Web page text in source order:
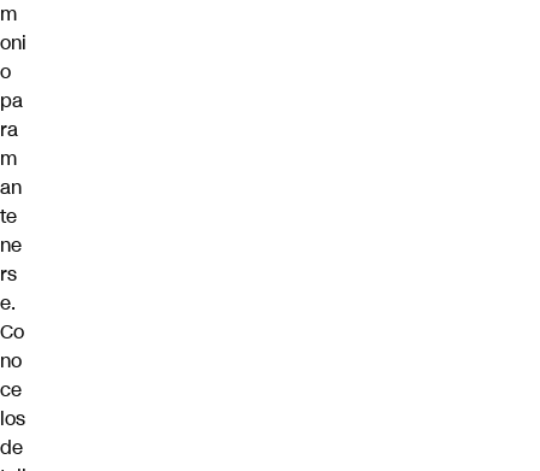
m
oni
o
pa
ra
m
an
te
ne
rs
e.
Co
no
ce
los
de